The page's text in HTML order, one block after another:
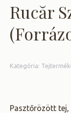
Rucăr
Kategória:
Pasztőrözött